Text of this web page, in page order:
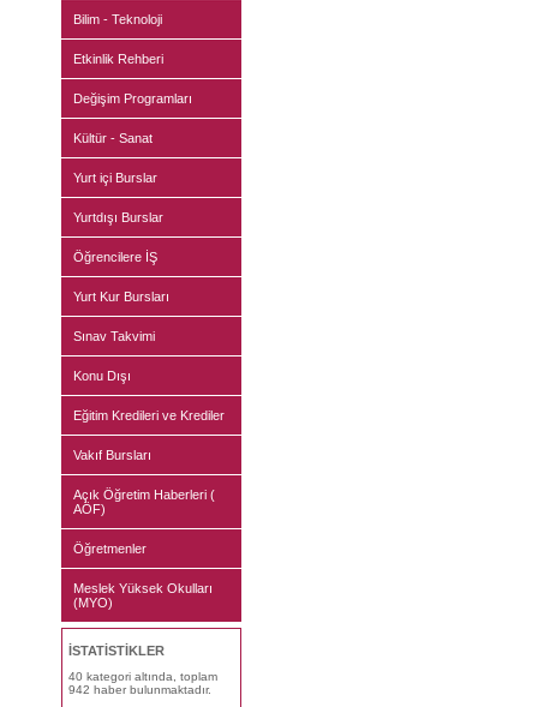
Bilim - Teknoloji
Etkinlik Rehberi
Değişim Programları
Kültür - Sanat
Yurt içi Burslar
Yurtdışı Burslar
Öğrencilere İŞ
Yurt Kur Bursları
Sınav Takvimi
Konu Dışı
Eğitim Kredileri ve Krediler
Vakıf Bursları
Açık Öğretim Haberleri (
AÖF)
Öğretmenler
Meslek Yüksek Okulları
(MYO)
İSTATİSTİKLER
40 kategori altında, toplam
942 haber bulunmaktadır.